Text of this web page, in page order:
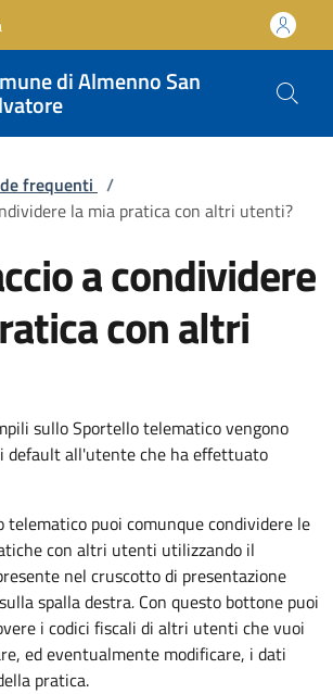
di Almenno San
pane
frequenti /
la mia pratica con altri utenti?
a condividere
con altri
sullo Sportello telematico vengono
default all'utente che ha effettuato
telematico puoi comunque condividere le
con altri utenti utilizzando il
nel cruscotto di presentazione
spalla destra. Con questo bottone puoi
i codici fiscali di altri utenti che vuoi
ed eventualmente modificare, i dati
pratica.